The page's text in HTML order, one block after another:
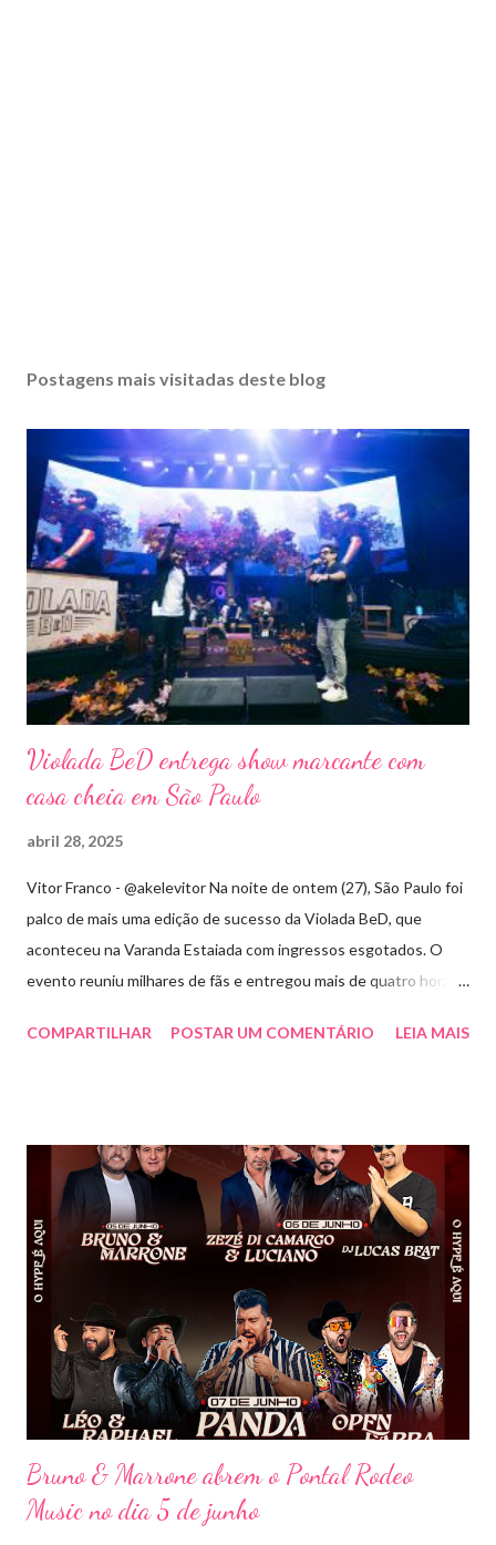
Postagens mais visitadas deste blog
Violada BeD entrega show marcante com
casa cheia em São Paulo
abril 28, 2025
Vitor Franco - @akelevitor Na noite de ontem (27), São Paulo foi
palco de mais uma edição de sucesso da Violada BeD, que
aconteceu na Varanda Estaiada com ingressos esgotados. O
evento reuniu milhares de fãs e entregou mais de quatro horas
de hits, Bruninho & Davi incendiaram o palco e contaram com
única, com o público cantando junto do início ao fim. Criado em
2018, o projeto Violada BeD se tornou uma verdadeira marca
registrada da carreira da dupla, oferecendo ao público um show
imersivo, com horas de duração, que mistura grandes clássicos
do sertanejo com homenagens a outros gêneros. No palco,
Bruninho & Davi transitam com naturalidade entre os seus hits e
releituras de artistas como Sandy & Junior, CPM 22 e
Detonautas, cria...
COMPARTILHAR POSTAR UM COMENTÁRIO LEIA MAIS
Bruno & Marrone abrem o Pontal Rodeo
Music no dia 5 de junho